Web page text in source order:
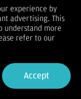
dengan CNNdan
apakah
seperti
dalam
dan kemampuan
Harris kepada
in
experience by
advertising. This
understand more
refer to our
Accept